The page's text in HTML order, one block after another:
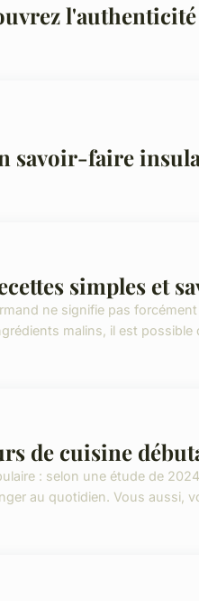
savoir-faire
simples et
ne signifie pas
malins, il est possible
de cuisine
: selon une étude de
au quotidien. Vous aussi,